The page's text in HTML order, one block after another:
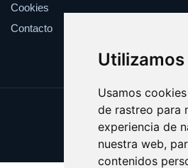
Usamos
de rastreo para
experiencia de
nuestra web,
contenidos
Cookies
Contacto
Update cookies
Copyright © 2025